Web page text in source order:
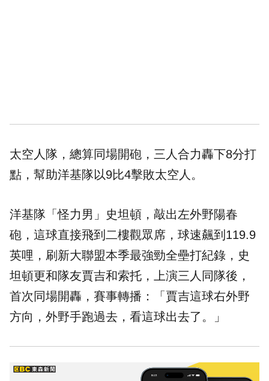
太空人 隊，總算同場開砲，三人合力轟下8分打
點，幫助洋基隊以9比4擊敗太空人。
洋基隊「怪力男」史坦頓，敲出左外野陽春
砲，這球直接飛到二樓觀眾席，球速飆到119.9
英哩，刷新大聯盟本季最強勁全壘打紀錄，史
坦頓更和隊友賈吉和索托，上演三人同隊後，
首次同場開轟，賽事轉播：「賈吉這球右外野
方向，外野手跑過去，看這球出去了。」